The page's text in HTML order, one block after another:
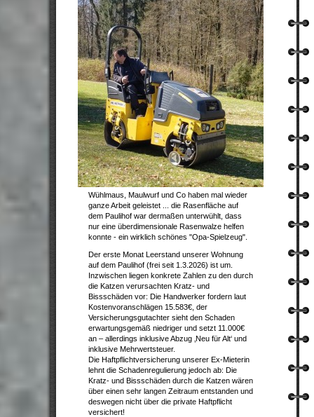
Wühlmaus, Maulwurf und Co haben mal wieder
ganze Arbeit geleistet ... die Rasenfläche auf
dem Paulihof war dermaßen unterwühlt, dass
nur eine überdimensionale Rasenwalze helfen
konnte - ein wirklich schönes "Opa-Spielzeug".
Der erste Monat Leerstand unserer Wohnung
auf dem Paulihof (frei seit 1.3.2026) ist um.
Inzwischen liegen konkrete Zahlen zu den durch
die Katzen verursachten Kratz- und
Bissschäden vor: Die Handwerker fordern laut
Kostenvoranschlägen 15.583€, der
Versicherungsgutachter sieht den Schaden
erwartungsgemäß niedriger und setzt 11.000€
an – allerdings inklusive Abzug ‚Neu für Alt‘ und
inklusive Mehrwertsteuer.
Die Haftpflichtversicherung unserer Ex-Mieterin
lehnt die Schadenregulierung jedoch ab: Die
Kratz- und Bissschäden durch die Katzen wären
über einen sehr langen Zeitraum entstanden und
deswegen nicht über die private Haftpflicht
versichert!